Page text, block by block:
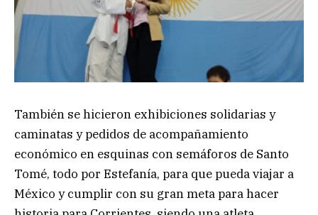
También se hicieron exhibiciones solidarias y
caminatas y pedidos de acompañamiento
económico en esquinas con semáforos de Santo
Tomé, todo por Estefanía, para que pueda viajar a
México y cumplir con su gran meta para hacer